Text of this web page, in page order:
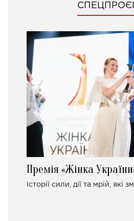
Премія «Жінка
Історії сили, дії та мрій, які